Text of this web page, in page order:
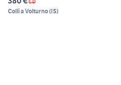
Colli a Volturno(IS)